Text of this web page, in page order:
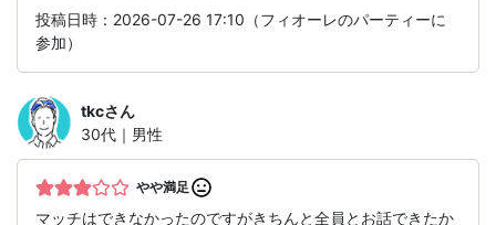
投稿日時：2026-07-26 17:10（フィオーレのパーティーに
参加）
tkcさん
30代｜男性
やや満足
マッチはできなかったのですがきちんと全員とお話できたか